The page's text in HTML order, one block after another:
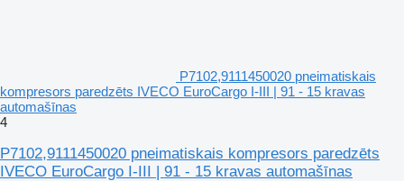
P7102,9111450020 pneimatiskais
kompresors paredzēts IVECO EuroCargo I-III | 91 - 15 kravas
automašīnas
4
P7102,9111450020 pneimatiskais kompresors paredzēts
IVECO EuroCargo I-III | 91 - 15 kravas automašīnas